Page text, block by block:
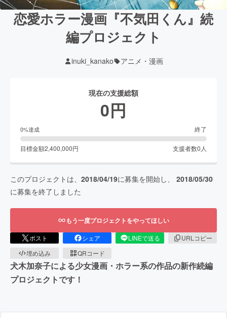
恋愛ホラー漫画『不気田くん』続
編プロジェクト
inuki_kanako アニメ・漫画
現在の支援総額
0円
0%達成 終了
目標金額2,400,000円 支援者数0 人
このプロジェクトは、 2018/04/19に募集を開始し、 2018/05/30
に募集を終了しました
もう一度プロジェクトをやってほしい
ポスト シェア LINEで送る
URLコピー
埋め込み
QRコード
犬木加奈子による少女漫画・ホラー系の作品の新作続編
プロジェクトです！